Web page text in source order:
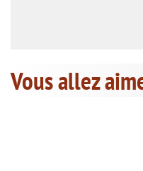
Vous allez